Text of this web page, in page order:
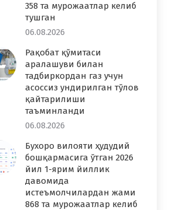
358 та мурожаатлар келиб
тушган
06.08.2026
Рақобат қўмитаси
аралашуви билан
тадбиркордан газ учун
асоссиз ундирилган тўлов
қайтарилиши
таъминланди
06.08.2026
Бухоро вилояти ҳудудий
бошқармасига ўтган 2026
йил 1-ярим йиллик
давомида
истеъмолчилардан жами
868 та мурожаатлар келиб